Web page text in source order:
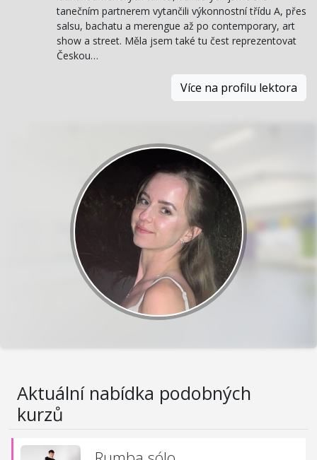
tanečním partnerem vytančili výkonnostní třídu A, přes
salsu, bachatu a merengue až po contemporary, art
show a street. Měla jsem také tu čest reprezentovat
Českou…
Více na profilu lektora
Aktuální nabídka podobných
kurzů